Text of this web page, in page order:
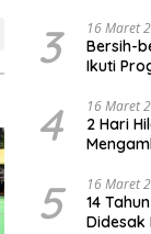
3 16 Maret
Bersih-
Ikuti
4 16 Maret
2 Hari
5 16 Maret
14
Didesak